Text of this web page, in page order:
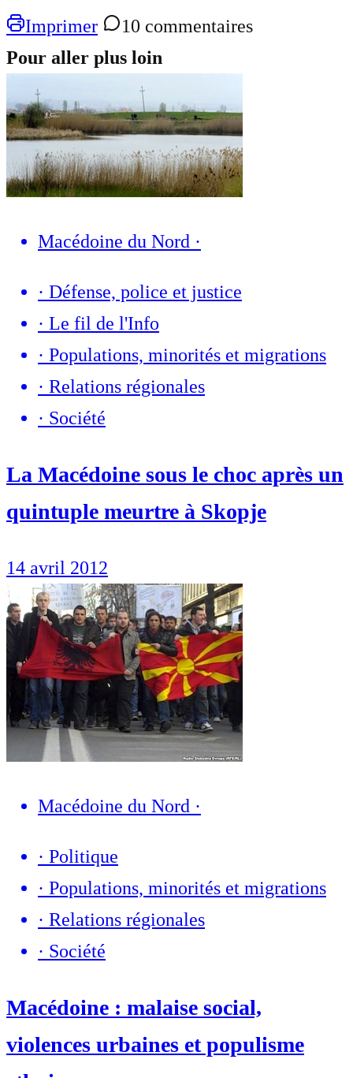
Imprimer
10 commentaires
Pour aller plus loin
Macédoine du Nord ·
· Défense, police et justice
· Le fil de l'Info
· Populations, minorités et migrations
· Relations régionales
· Société
La Macédoine sous le choc après un
quintuple meurtre à Skopje
14 avril 2012
Macédoine du Nord ·
· Politique
· Populations, minorités et migrations
· Relations régionales
· Société
Macédoine : malaise social,
violences urbaines et populisme